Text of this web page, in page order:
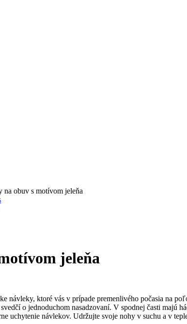
obuv s motívom jeleňa
jeleňa
návleky, ktoré vás v prípade premenlivého počasia na
o jednoduchom nasadzovaní. V spodnej časti majú
uchytenie návlekov. Udržujte svoje nohy v suchu a v